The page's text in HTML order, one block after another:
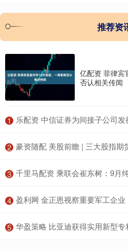
推荐资
亿配资 菲律宾
否认相关传闻
1 乐配资 中信证券为间接子公司发行
2 豪资随配 美股前瞻 | 三大股指期货涨跌不
3 千里马配资 乘联会崔东树：9月纯电
4 盈利网 金正恩视察重要军工企
5 华盈策略 比亚迪获得实用新型专利授权